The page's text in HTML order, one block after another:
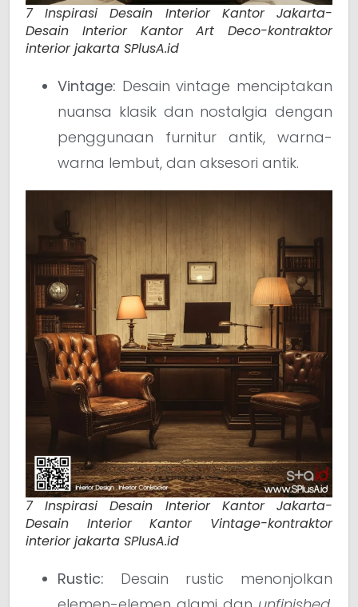
7 Inspirasi Desain Interior Kantor Jakarta-
Desain Interior Kantor Art Deco-kontraktor
interior jakarta SPlusA.id
Vintage: Desain vintage menciptakan
nuansa klasik dan nostalgia dengan
penggunaan furnitur antik, warna-
warna lembut, dan aksesori antik.
7 Inspirasi Desain Interior Kantor Jakarta-
Desain Interior Kantor Vintage-kontraktor
interior jakarta SPlusA.id
Rustic: Desain rustic menonjolkan